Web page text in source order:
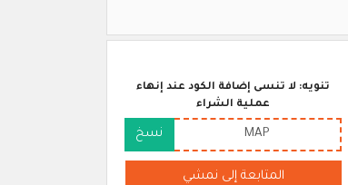
تنويه: لا تنسى إضافة الكود عند إنهاء
عملية الشراء
MAP نسخ
المتابعة إلى نمشي